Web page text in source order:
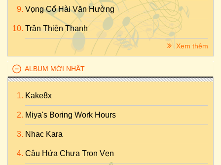
Vọng Cổ Hài Văn Hường
Trần Thiện Thanh
Xem thêm
ALBUM MỚI NHẤT
Kake8x
Miya's Boring Work Hours
Nhac Kara
Câu Hứa Chưa Trọn Vẹn